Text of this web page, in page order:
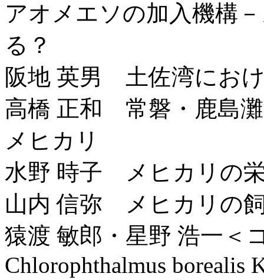
アオメエソの加入機構
る？
阪地 英男 土佐湾にお
高橋 正和 常磐・鹿島
メヒカリ
水野 時子 メヒカリの
山内 信弥 メヒカリの
猿渡 敏郎・星野 浩一＜
Chlorophthalmus borealis